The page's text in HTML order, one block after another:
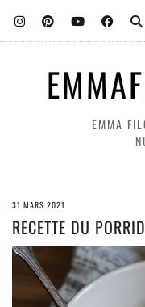
EMMA
31 MARS 2021
RECETTE DU